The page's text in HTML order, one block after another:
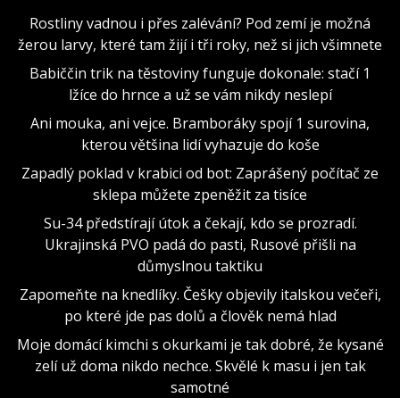
Rostliny vadnou i přes zalévání? Pod zemí je možná
žerou larvy, které tam žijí i tři roky, než si jich všimnete
Babiččin trik na těstoviny funguje dokonale: stačí 1
lžíce do hrnce a už se vám nikdy neslepí
Ani mouka, ani vejce. Bramboráky spojí 1 surovina,
kterou většina lidí vyhazuje do koše
Zapadlý poklad v krabici od bot: Zaprášený počítač ze
sklepa můžete zpeněžit za tisíce
Su-34 předstírají útok a čekají, kdo se prozradí.
Ukrajinská PVO padá do pasti, Rusové přišli na
důmyslnou taktiku
Zapomeňte na knedlíky. Češky objevily italskou večeři,
po které jde pas dolů a člověk nemá hlad
Moje domácí kimchi s okurkami je tak dobré, že kysané
zelí už doma nikdo nechce. Skvělé k masu i jen tak
samotné